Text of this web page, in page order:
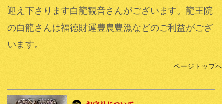
迎え下さります白龍観音さんがございます。龍王院
の白龍さんは福徳財運豊農豊漁などのご利益がござ
います。
ページトップへ